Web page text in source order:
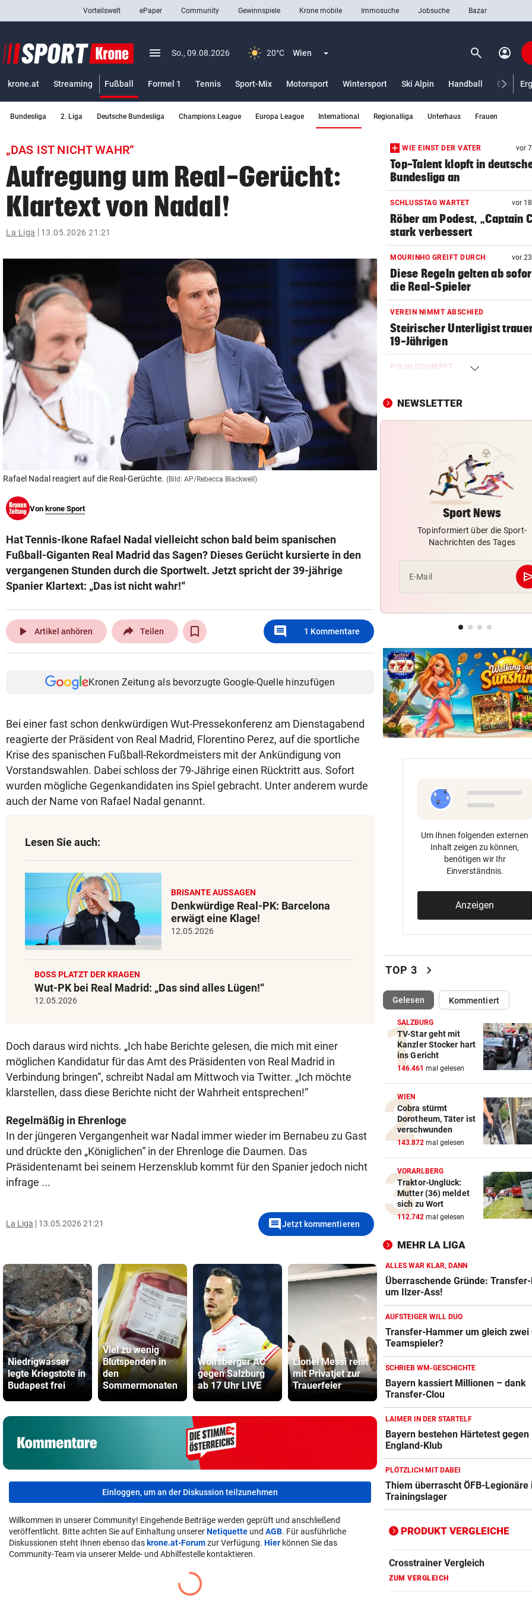
closeSchließen
Abonnieren
search
Suchbegriff
eingeben
© Krone Multimedia GmbH & Co KG 2026
Muthgasse 2, 1190 Wien
Vorteilswelt ePaper Community Gewinnspiele Krone mobile Immosuche Jobsuche Bazar
menu Menü aufklappen
So., 09.08.2026 20°C Wien Menü aufklappen search Suchen
account_circle
krone.at Streaming Fußball
Formel 1
Tennis Sport-Mix Motorsport Wintersport Ski Alpin Handball
Bundesliga 2. Liga Deutsche Bundesliga Champions League Europa League International Regionalliga Unterhaus Frauen
„DAS IST NICHT WAHR“
Aufregung um Real-Gerücht:
Klartext von Nadal!
La Liga 13.05.2026 21:21
Rafael Nadal reagiert auf die Real-Gerüchte. (Bild: AP/Rebecca Blackwell)
Von krone Sport
Hat Tennis-Ikone Rafael Nadal vielleicht schon bald beim spanischen
Fußball-Giganten Real Madrid das Sagen? Dieses Gerücht kursierte in den
vergangenen Stunden durch die Sportwelt. Jetzt spricht der 39-jährige
Spanier Klartext: „Das ist nicht wahr!“
play_arrow Artikel anhören Teilen comment 1 Kommentare
Kronen Zeitung als bevorzugte Google-Quelle hinzufügen
Bei einer fast schon denkwürdigen Wut-Pressekonferenz am Dienstagabend
reagierte der Präsident von Real Madrid, Florentino Perez, auf die sportliche
Krise des spanischen Fußball-Rekordmeisters mit der Ankündigung von
Vorstandswahlen. Dabei schloss der 79-Jährige einen Rücktritt aus. Sofort
wurden mögliche Gegenkandidaten ins Spiel gebracht. Unter anderem wurde
auch der Name von Rafael Nadal genannt.
Lesen Sie auch:
BRISANTE AUSSAGEN
Denkwürdige Real-PK: Barcelona
erwägt eine Klage!
12.05.2026
BOSS PLATZT DER KRAGEN
Wut-PK bei Real Madrid: „Das sind alles Lügen!“
12.05.2026
Doch daraus wird nichts. „Ich habe Berichte gelesen, die mich mit einer
möglichen Kandidatur für das Amt des Präsidenten von Real Madrid in
Verbindung bringen“, schreibt Nadal am Mittwoch via Twitter. „Ich möchte
klarstellen, dass diese Berichte nicht der Wahrheit entsprechen!“
Regelmäßig in Ehrenloge
In der jüngeren Vergangenheit war Nadal immer wieder im Bernabeu zu Gast
und drückte den „Königlichen“ in der Ehrenloge die Daumen. Das
Präsidentenamt bei seinem Herzensklub kommt für den Spanier jedoch nicht
infrage ...
La Liga 13.05.2026 21:21 commentJetzt kommentieren
Niedrigwasser
legte Kriegstote in
Budapest frei
Viel zu wenig
Blutspenden in
den
Sommermonaten
Wolfsberger AC
gegen Salzburg
ab 17 Uhr LIVE
Lionel Messi reist
mit Privatjet zur
Trauerfeier
Katzen als
Schimpfwort-
Kanonen
Scooter
Einloggen, um an der Diskussion teilzunehmen
Willkommen in unserer Community! Eingehende Beiträge werden geprüft und anschließend
veröffentlicht. Bitte achten Sie auf Einhaltung unsererNetiquette und AGB. Für ausführliche
Diskussionen steht Ihnen ebenso das krone.at-Forumzur Verfügung. Hier können Sie das
Community-Team via unserer Melde- und Abhilfestelle kontaktieren.
WIE EINST DER VATER vor
Top-Talent klopft in
Bundesliga an
SCHLUSSTAG WARTET vor
Röber am Podest, „Captain
stark verbessert
MOURINHO GREIFT DURCH vor
Diese Regeln gelten ab
die Real-Spieler
VEREIN NIMMT ABSCHIED
Steirischer Unterligist
19-Jährigen
POLIN SCHIMPFT
de France Femmes
KEINE SPUR ...
getäuscht
VATER VERSTORBEN
Lionel Messi reist mit
Trauerfeier
WIRBEL UM PRÄSIDENTEN
Statement! FIFA wittert
gegen Infantino
geblieben“
Haris Tabakovic: Der
Bankkaufmann mit
NEWSLETTER
Sport News
Topinformiert über die Sport-
Nachrichten des Tages
E-Mail
Um Ihnen folgenden externen
Inhalt zeigen zu können,
benötigen wir Ihr
Einverständnis.
Anzeigen
TOP 3 chevron_right
Gelesen(ausgewählt)Kommentiert
SALZBURG
TV-Star geht mit
Kanzler Stocker hart
ins Gericht
146.461 mal gelesen
WIEN
Cobra stürmt
Dorotheum, Täter ist
verschwunden
143.872 mal gelesen
VORARLBERG
Traktor-Unglück:
Mutter (36) meldet
sich zu Wort
112.742 mal gelesen
MEHR LA LIGA
ALLES WAR KLAR, DANN
Überraschende Gründe:
um Ilzer-Ass!
AUFSTEIGER WILL DUO
Transfer-Hammer um gleich zwei
Teamspieler?
SCHRIEB WM-GESCHICHTE
Bayern kassiert Millionen – dank
Transfer-Clou
LAIMER IN DER STARTELF
Bayern bestehen Härtetest gegen
England-Klub
PLÖTZLICH MIT DABEI
Thiem überrascht ÖFB-Legionäre
Trainingslager
PRODUKT VERGLEICHE
Action-Cam Vergleich
ZUM VERGLEICH
Crosstrainer Vergleich
ZUM VERGLEICH
Elektro-Scooter Vergleich
ZUM VERGLEICH
Ergometer Vergleich
ZUM VERGLEICH
ZUM VERGLEICH